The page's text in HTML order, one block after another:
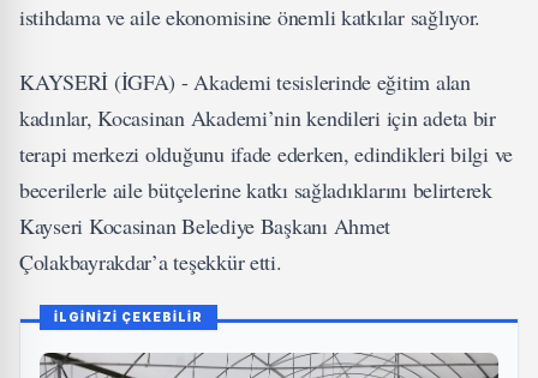
istihdama ve aile ekonomisine önemli katkılar sağlıyor.
KAYSERİ (İGFA) - Akademi tesislerinde eğitim alan
kadınlar, Kocasinan Akademi’nin kendileri için adeta bir
terapi merkezi olduğunu ifade ederken, edindikleri bilgi ve
becerilerle aile bütçelerine katkı sağladıklarını belirterek
Kayseri Kocasinan Belediye Başkanı Ahmet
Çolakbayrakdar’a teşekkür etti.
İLGİNİZİ ÇEKEBİLİR